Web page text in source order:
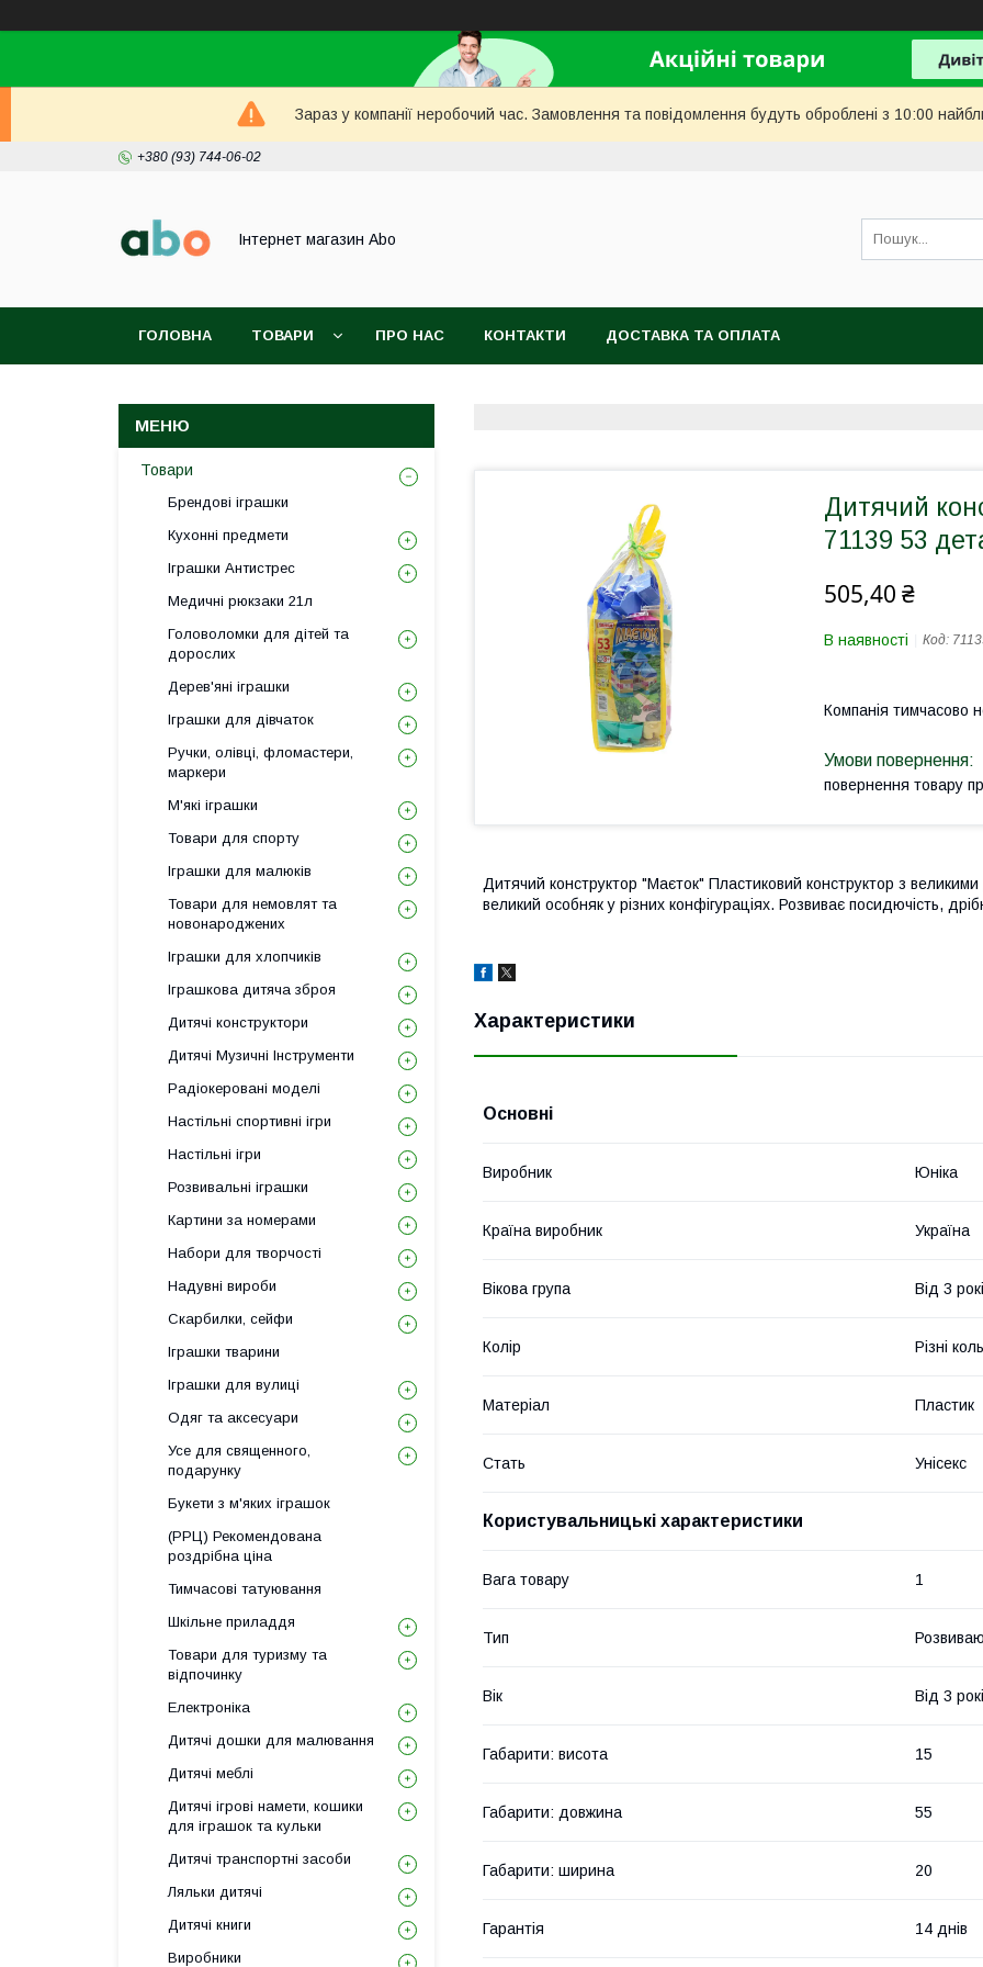
Зараз у компанії неробочий час. Замовлення та повідомлення будуть оброблені з 10:00
+380 (93) 744-06-02
Інтернет магазин Abo
ГОЛОВНА ТОВАРИ ПРО НАС КОНТАКТИ ДОСТАВКА ТА ОПЛАТА
Дитячий
71139 53
505,40 ₴
В наявності Код:
Компанія тимчасово
повернення товару
Дитячий конструктор "Маєток" Пластиковий конструктор з
великий особняк у різних конфігураціях. Розвиває посидючість,
Характеристики
Основні
Виробник Юніка
Країна виробник Україна
Вікова група Від 3
Колір Різні
Матеріал Пластик
Стать Унісекс
Користувальницькі характеристики
Вага товару 1
Тип
Вік Від 3
Габарити: висота 15
Габарити: довжина 55
Габарити: ширина 20
Гарантія 14 днів
Товари
Брендові іграшки
Кухонні предмети
Іграшки Антистрес
Медичні рюкзаки 21л
Головоломки для дітей та
дорослих
Дерев'яні іграшки
Іграшки для дівчаток
Ручки, олівці, фломастери,
маркери
М'які іграшки
Товари для спорту
Іграшки для малюків
Товари для немовлят та
новонароджених
Іграшки для хлопчиків
Іграшкова дитяча зброя
Дитячі конструктори
Дитячі Музичні Інструменти
Радіокеровані моделі
Настільні спортивні ігри
Настільні ігри
Розвивальні іграшки
Картини за номерами
Набори для творчості
Надувні вироби
Скарбилки, сейфи
Іграшки тварини
Іграшки для вулиці
Одяг та аксесуари
Усе для священного,
подарунку
Букети з м'яких іграшок
(РРЦ) Рекомендована
роздрібна ціна
Тимчасові татуювання
Шкільне приладдя
Товари для туризму та
відпочинку
Електроніка
Дитячі дошки для малювання
Дитячі меблі
Дитячі ігрові намети, кошики
для іграшок та кульки
Дитячі транспортні засоби
Ляльки дитячі
Дитячі книги
Виробники